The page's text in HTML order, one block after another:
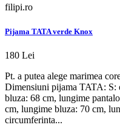
filipi.ro
Pijama TATA verde Knox
180 Lei
Pt. a putea alege marimea
Dimensiuni pijama TATA: S:
bluza: 68 cm, lungime
cm, lungime bluza: 70 cm,
circumferinta...